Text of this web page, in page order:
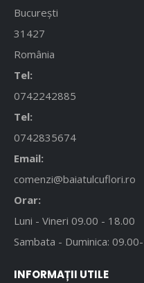
București
31427
România
Tel:
0742242885
Tel:
0742835674
Email:
comenzi@baiatulcuflori.ro
Orar:
Luni - Vineri 09.00 - 18.00
Sambata - Duminica:
INFORMAȚII UTILE